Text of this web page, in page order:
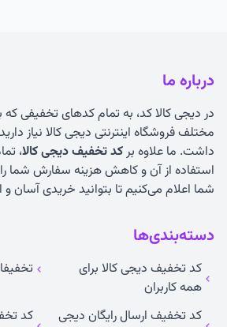
درباره ما
در دیجی کالا کد، به تمام کدهای تخفیفی که
مختلف فروشگاه اینترنتی دیجی کالا نیاز
داشت. ما علاوه برکد تخفیف دیجی کالا،
استفاده از آن و کاهش هزینه سفارش شما
شما اعلام می‌کنیم تا بتوانید خریدی آسان و
دسته‌بندی‌ها
کد تخفیف دیجی کالا برای
همه کاربران
کد تخفیف ارسال رایگان دیجی
کد